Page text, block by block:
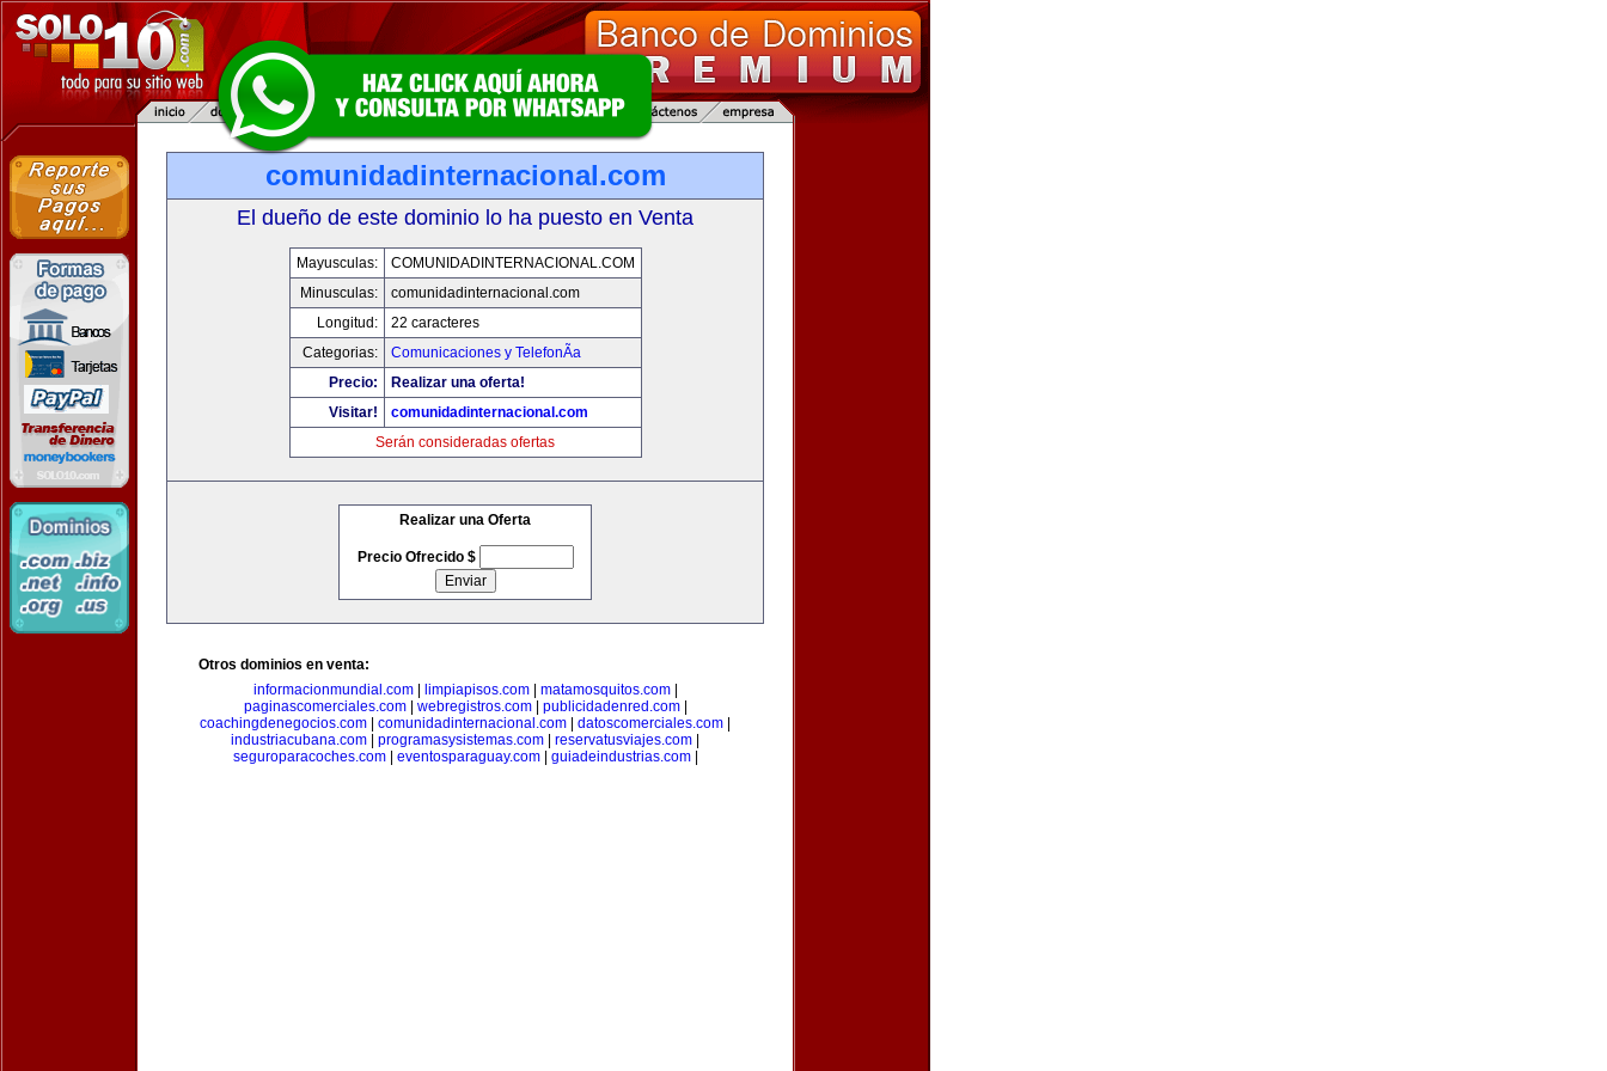
comunidadinternacional.com
El dueño de este dominio lo ha puesto en Venta
Mayusculas:
COMUNIDADINTERNACIONAL.COM
Minusculas:
comunidadinternacional.com
Longitud:
22 caracteres
Categorias:
Comunicaciones y TelefonÃ­a
Precio:
Realizar una oferta!
Visitar!
comunidadinternacional.com
Serán consideradas ofertas
Realizar una Oferta
Precio Ofrecido $
Otros dominios en venta:
informacionmundial.com| limpiapisos.com| matamosquitos.com|
paginascomerciales.com| webregistros.com| publicidadenred.com|
coachingdenegocios.com
comunidadinternacional.com datoscomerciales.com
industriacubana.com
programasysistemas.com reservatusviajes.com
seguroparacoches.com| eventosparaguay.com| guiadeindustrias.com|